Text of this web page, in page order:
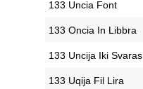
‎133 Uncia Font
‎133 Oncia In Libbra
‎133 Uncija Iki Svaras
‎133 Uqija Fil Lira